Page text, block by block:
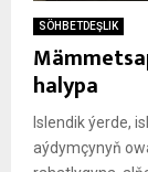
SÖHBETDEŞLIK
halypa
Islendik ýerde,
aýdymçynyň